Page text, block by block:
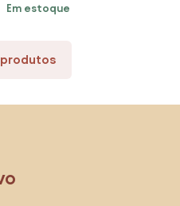
Bali
Em estoque
produtos